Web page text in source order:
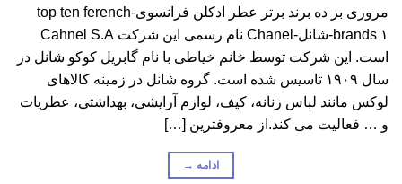
مروری بر ده برند برتر عطر ادکلن فرانسوی-top ten ferench
brands ۱-شانل-Chanel نام رسمی این شرکت Cahnel S.A
است. این شرکت توسط خانم خیاطی با نام گابریل کوکو شانل در
سال ۱۹۰۹ تاسیس شده است. گروه شانل در زمینه کالاهای
لوکس مانند لباس زنانه، کیف، لوازم آرایشی، بهداشتی، عطریات
و … فعالیت می کند.از معروفترین […]
ادامه →